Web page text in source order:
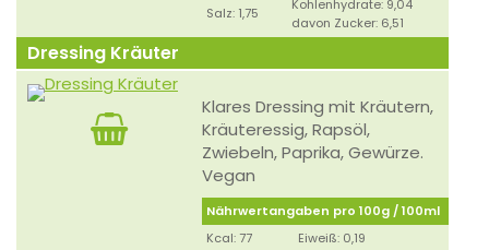
Salz: 1,75
Kohlenhydrate: 9,04
davon Zucker: 6,51
Dressing Kräuter
Klares Dressing mit Kräutern,
Kräuteressig, Rapsöl,
Zwiebeln, Paprika, Gewürze.
Vegan
Nährwertangaben pro 100g / 100ml
Kcal: 77
Eiweiß: 0,19